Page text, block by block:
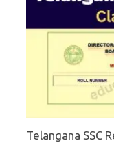
Telangana SSC